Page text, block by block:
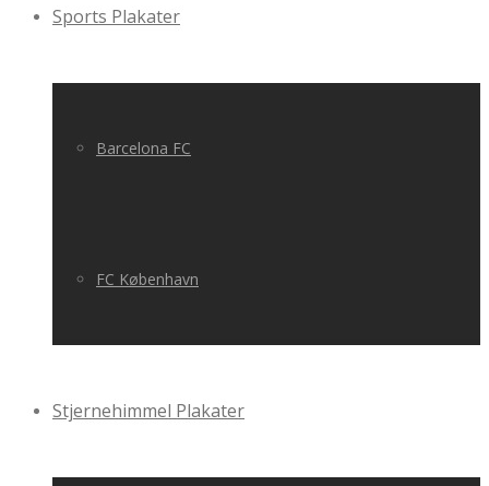
Sports Plakater
Barcelona FC
FC København
Stjernehimmel Plakater